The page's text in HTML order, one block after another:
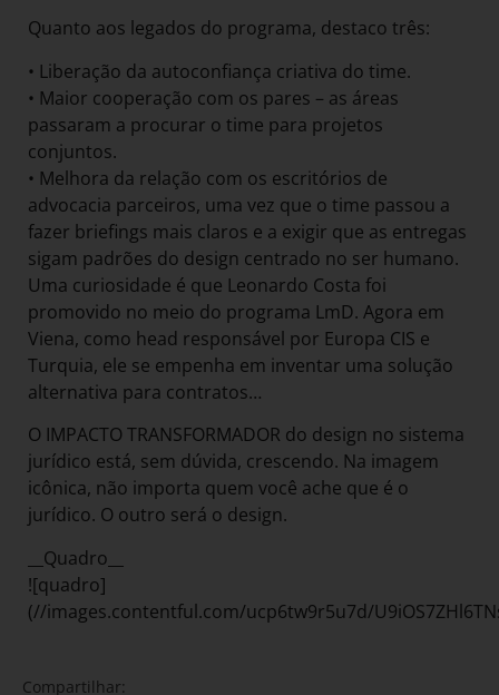
Quanto aos legados do programa, destaco três:
• Liberação da autoconfiança criativa do time.
• Maior cooperação com os pares – as áreas
passaram a procurar o time para projetos
conjuntos.
• Melhora da relação com os escritórios de
advocacia parceiros, uma vez que o time passou a
fazer briefings mais claros e a exigir que as entregas
sigam padrões do design centrado no ser humano.
Uma curiosidade é que Leonardo Costa foi
promovido no meio do programa LmD. Agora em
Viena, como head responsável por Europa CIS e
Turquia, ele se empenha em inventar uma solução
alternativa para contratos…
O IMPACTO TRANSFORMADOR do design no sistema
jurídico está, sem dúvida, crescendo. Na imagem
icônica, não importa quem você ache que é o
jurídico. O outro será o design.
__Quadro__
![quadro]
(//images.contentful.com/ucp6tw9r5u7d/
Compartilhar: